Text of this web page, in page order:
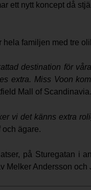
ett nytt koncept då
familjen med tre
destination för
extra. Miss Voon
Mall of Scandinavia.
vi det känns extra
och ägare.
på Sturegatan i
Melker Andersson och